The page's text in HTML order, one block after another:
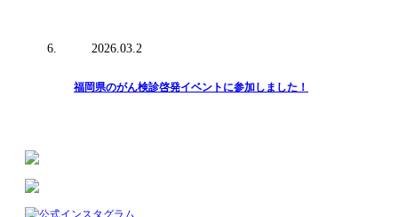
2026.03.2
福岡県のがん検診啓発イベントに参加しました！